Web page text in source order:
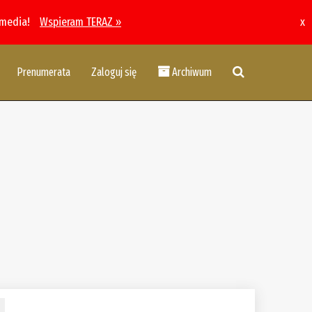
Wspieram TERAZ » x
Prenumerata Zaloguj się Archiwum